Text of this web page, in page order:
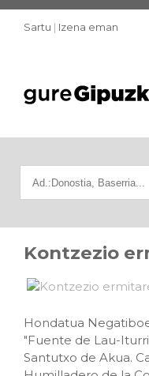
Sartu | Izena eman
Kontzezio
Hondatua
"Fuente de Lau-
Santutxo de Akua.